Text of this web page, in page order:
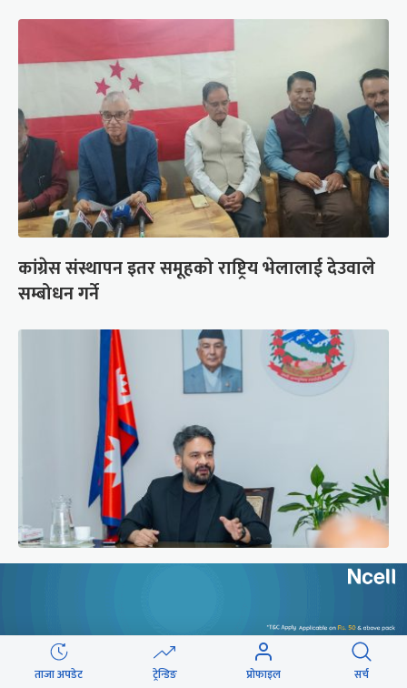
कांग्रेस संस्थापन इतर समूहको राष्ट्रिय भेलालाई देउवाले
सम्बोधन गर्ने
ताजा अपडेट ट्रेन्डिङ प्रोफाइल सर्च